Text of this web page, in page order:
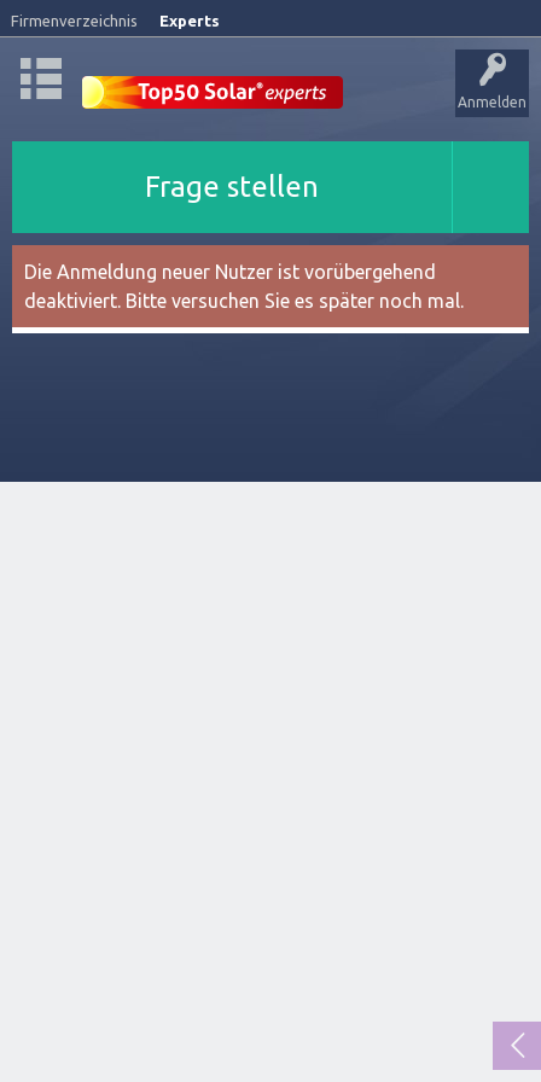
Firmenverzeichnis Experts
Anmelden
Frage stellen
Die Anmeldung neuer Nutzer ist vorübergehend
deaktiviert. Bitte versuchen Sie es später noch mal.